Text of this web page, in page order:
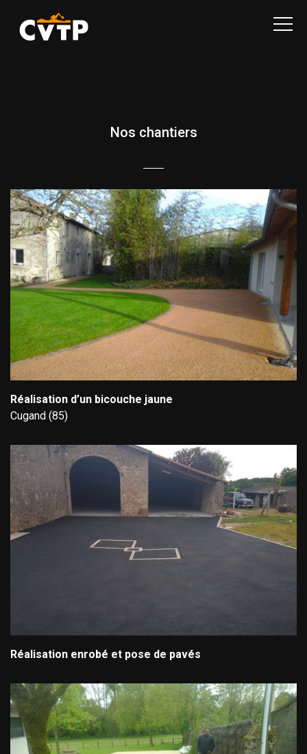
Nos chantiers
Réalisation d’un bicouche jaune
Cugand (85)
Réalisation enrobé et pose de pavés